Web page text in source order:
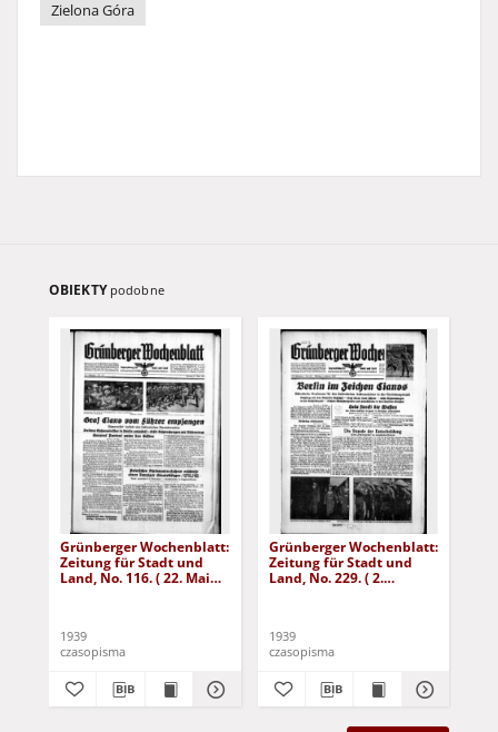
Zielona Góra
OBIEKTY podobne
Grünberger Wochenblatt:
Zeitung für Stadt und
Land, No. 116. ( 22. Mai
1939
czasopisma
Grünberger Wochenblatt:
Zeitung für Stadt und
Land, No. 229. ( 2.
1939
czasopisma